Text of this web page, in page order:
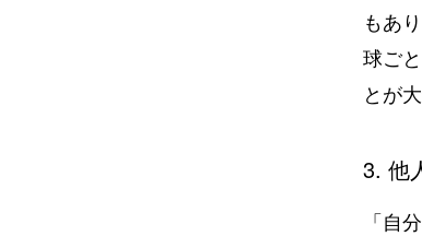
もあ
球ご
とが
3. 他
「自